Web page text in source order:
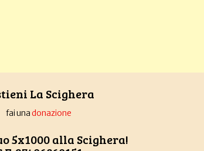
La Scighera
fai unadonazione
5x1000 alla Scighera!